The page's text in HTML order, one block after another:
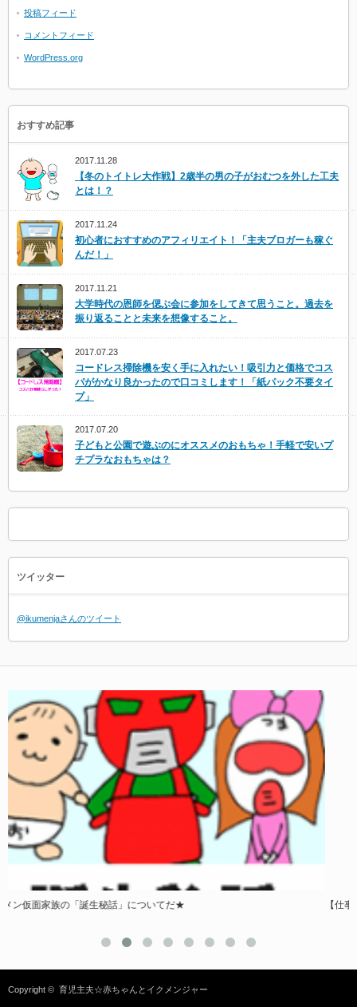
投稿フィード
コメントフィード
WordPress.org
おすすめ記事
2017.11.28
【冬のトイトレ大作戦】2歳半の男の子がおむつを外した工夫
とは！？
2017.11.24
初心者におすすめのアフィリエイト！「主夫ブロガーも稼ぐ
んだ！」
2017.11.21
大学時代の恩師を偲ぶ会に参加をしてきて思うこと。過去を
振り返ることと未来を想像すること。
2017.07.23
コードレス掃除機を安く手に入れたい！吸引力と価格でコス
パがかなり良かったので口コミします！「紙パック不要タイ
プ」
2017.07.20
子どもと公園で遊ぶのにオススメのおもちゃ！手軽で安いプ
チプラなおもちゃは？
ツイッター
@ikumenjaさんのツイート
【仕事と育児の価値観】旦那と嫁がすれ違う理由とは？
Copyright © 育児主夫☆赤ちゃんとイクメンジャー